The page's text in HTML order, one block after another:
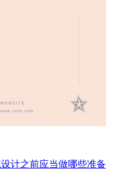
计之前应当做哪些准备